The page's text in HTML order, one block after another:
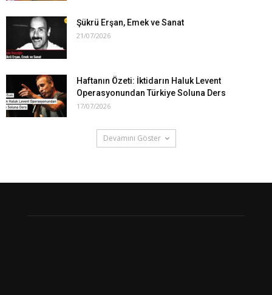
Şükrü Erşan, Emek ve Sanat
21/07/2026
Haftanın Özeti: İktidarın Haluk Levent
Operasyonundan Türkiye Soluna Ders
17/07/2026
Devamını Göster